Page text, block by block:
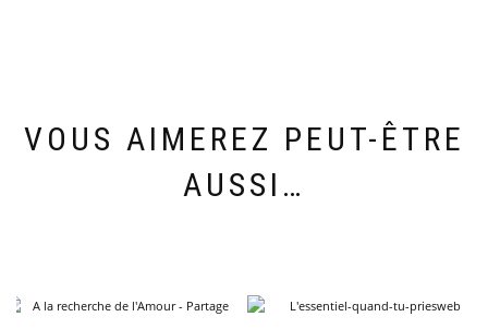
VOUS AIMEREZ PEUT-ÊTRE
AUSSI…